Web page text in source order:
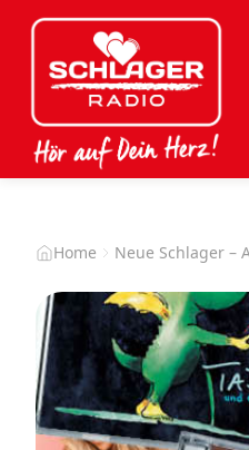
Home Neue Schlager –